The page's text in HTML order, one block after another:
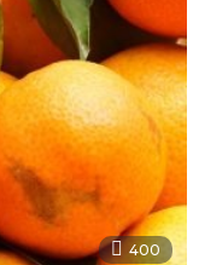
400